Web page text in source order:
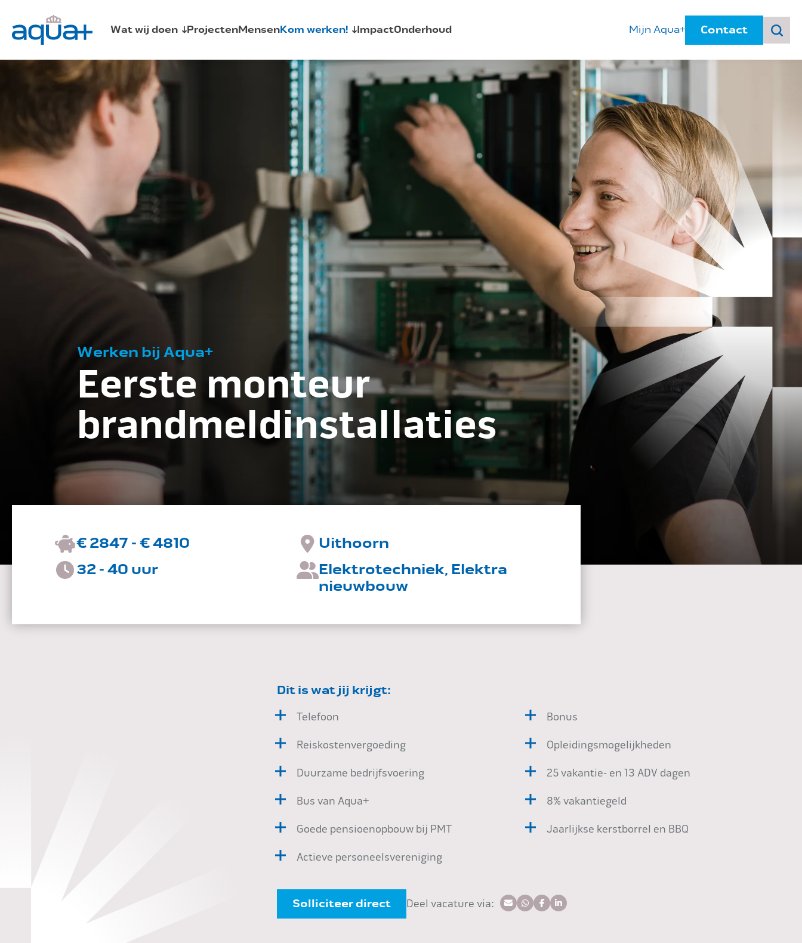
Wat wij doen
Sprinklerinstallaties
Brandmeld- en ontruimingsalarminstallaties
Schuim- en blusgasinstallaties
Watermistinstallatie
Fuse
Centrale bluswatervoorziening
Automist
ProjectenMensenKom werken!
AquaSkills
Vacatures
Stages
ImpactOnderhoud Mijn Aqua+ Contact
Werken bij Aqua+
Eerste monteur
brandmeldinstallaties
€ 2847 - € 4810
Uithoorn
32 - 40 uur
Elektrotechniek, Elektra
nieuwbouw
Dit is wat jij krijgt:
Telefoon Bonus
Reiskostenvergoeding Opleidingsmogelijkheden
Duurzame bedrijfsvoering 25 vakantie- en 13 ADV dagen
Bus van Aqua+ 8% vakantiegeld
Goede pensioenopbouw bij PMT Jaarlijkse kerstborrel en BBQ
Actieve personeelsvereniging
Solliciteer direct Deel vacature via: